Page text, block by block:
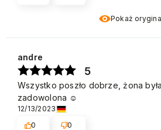
Pokaż
andre
5
Wszystko poszło dobrze, żona
zadowolona ☺️
12/13/2023
0
0